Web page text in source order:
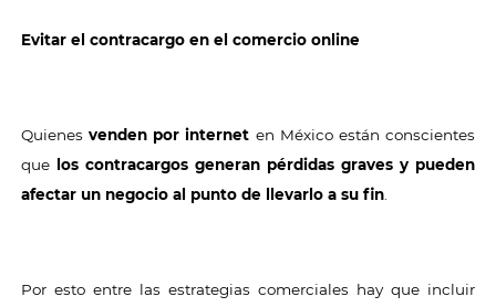
Evitar el contracargo en el comercio online
Quienes venden por internet en México están conscientes
que
los contracargos generan pérdidas graves y pueden
afectar un negocio al punto de llevarlo a su fin.
Por esto entre las estrategias comerciales hay que incluir